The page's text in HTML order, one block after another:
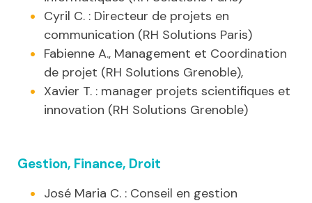
Cyril C. : Directeur de projets en
communication (RH Solutions Paris)
Fabienne A., Management et Coordination
de projet (RH Solutions Grenoble),
Xavier T. : manager projets scientifiques et
innovation (RH Solutions Grenoble)
Gestion, Finance, Droit
José Maria C. : Conseil en gestion